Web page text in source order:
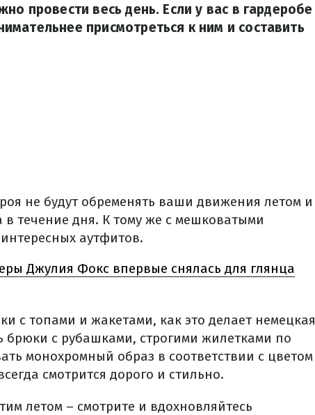
провести весь день. Если у вас в гардеробе
присмотреться к ним и составить
не будут обременять ваши движения летом и
в течение дня. К тому же с мешковатыми
аутфитов.
Джулия Фокс впервые снялась для глянца
с топами и жакетами, как это делает немецкая
брюки с рубашками, строгими жилетками по
монохромный образ в соответствии с цветом
смотрится дорого и стильно.
летом – смотрите и вдохновляйтесь